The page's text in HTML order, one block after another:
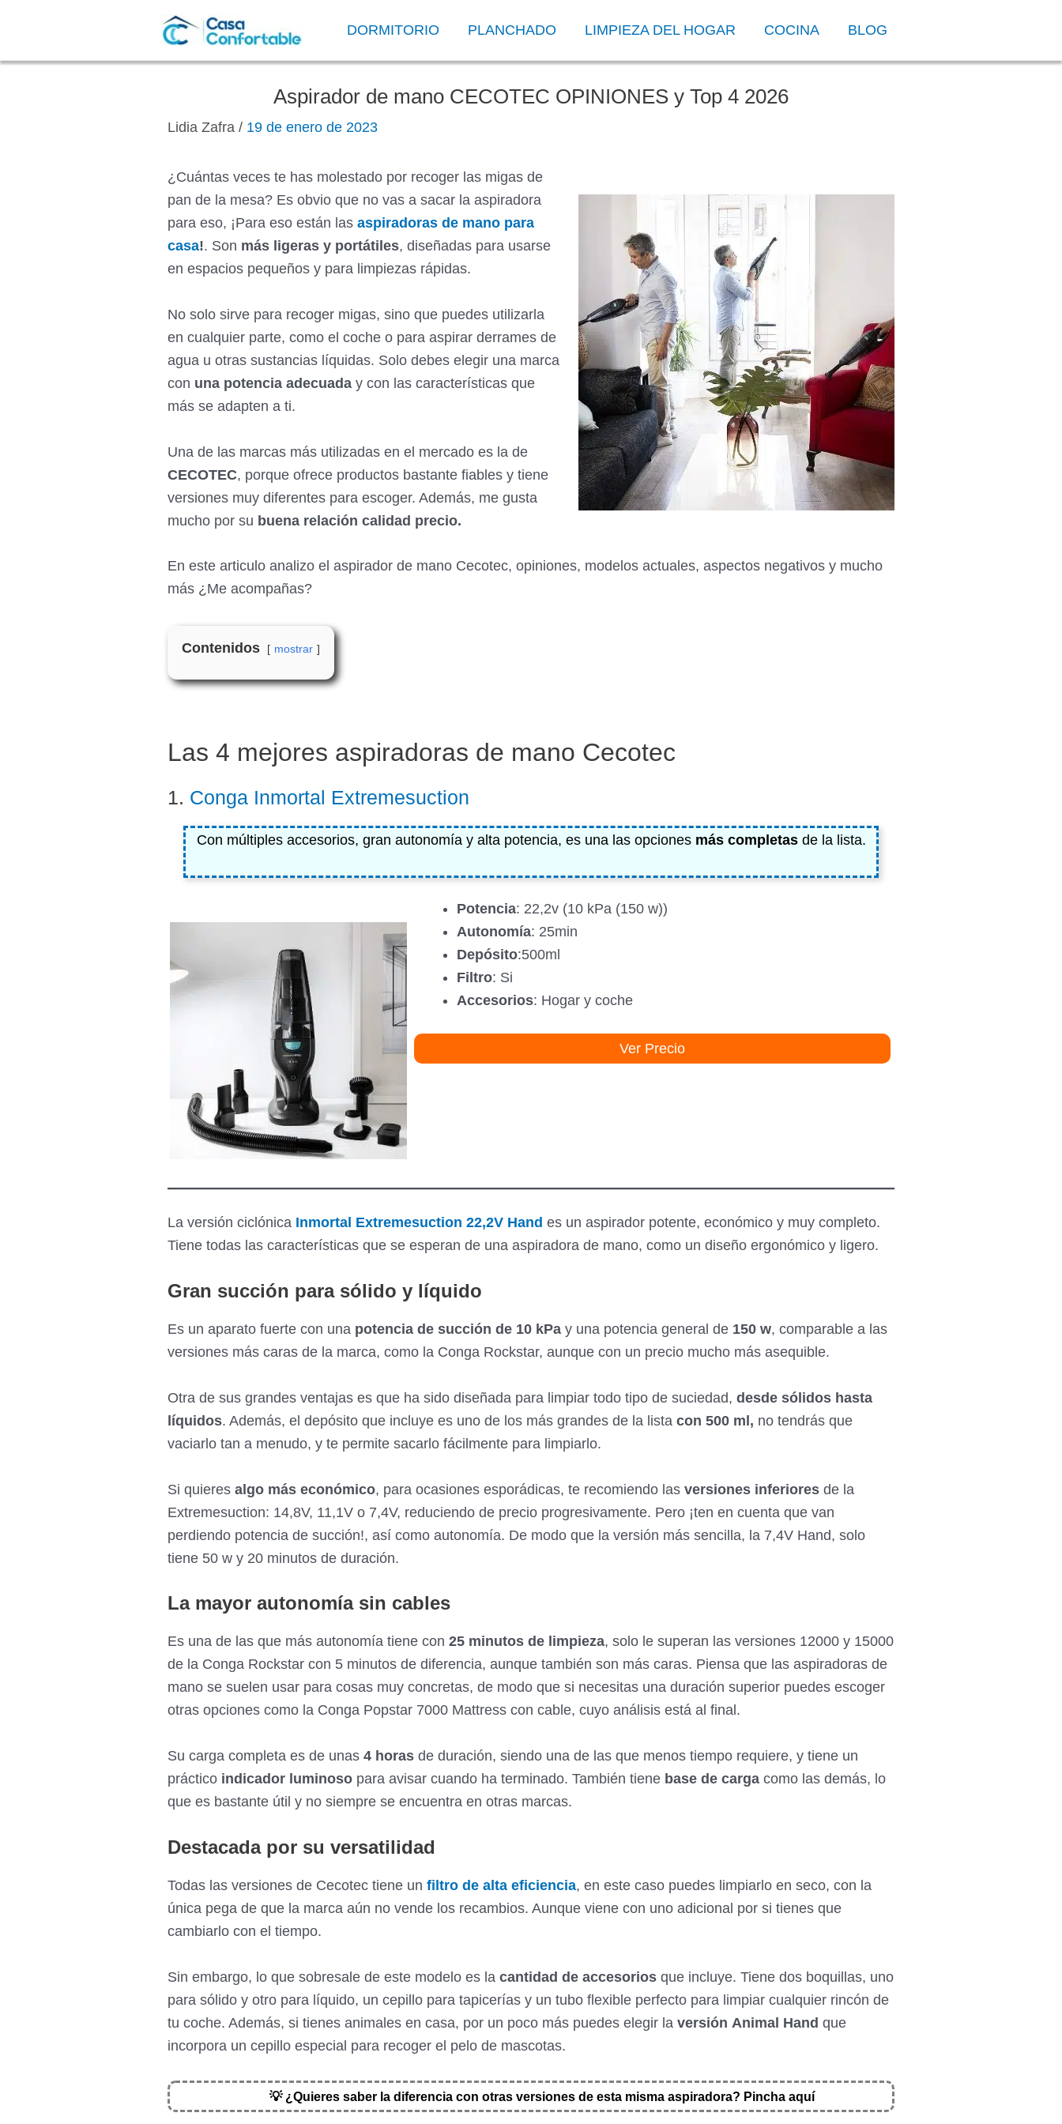
DORMITORIO PLANCHADO LIMPIEZA DEL HOGAR COCINA BLOG
Aspirador de mano CECOTEC OPINIONES y Top 4 2026
Lidia Zafra / 19 de enero de 2023
¿Cuántas veces te has molestado por recoger las migas de
pan de la mesa? Es obvio que no vas a sacar la aspiradora
para eso, ¡Para eso están las aspiradoras de mano para
casa!. Son más ligeras y portátiles, diseñadas para usarse
en espacios pequeños y para limpiezas rápidas.
No solo sirve para recoger migas, sino que puedes utilizarla
en cualquier parte, como el coche o para aspirar derrames de
agua u otras sustancias líquidas. Solo debes elegir una marca
con una potencia adecuada y con las características que
más se adapten a ti.
Una de las marcas más utilizadas en el mercado es la de
CECOTEC, porque ofrece productos bastante fiables y tiene
versiones muy diferentes para escoger. Además, me gusta
mucho por su buena relación calidad precio.
En este articulo analizo el aspirador de mano Cecotec, opiniones, modelos actuales, aspectos negativos y mucho
más ¿Me acompañas?
Contenidos mostrar
Las 4 mejores aspiradoras de mano Cecotec
1. Conga Inmortal Extremesuction
Con múltiples accesorios, gran autonomía y alta potencia, es una las opciones más completasde la lista.
Potencia: 22,2v (10 kPa (150 w))
Autonomía: 25min
Depósito:500ml
Filtro: Si
Accesorios: Hogar y coche
Ver Precio
La versión ciclónica Inmortal Extremesuction 22,2V Hand es un aspirador potente, económico y muy completo.
Tiene todas las características que se esperan de una aspiradora de mano, como un diseño ergonómico y ligero.
Gran succión para sólido y líquido
Es un aparato fuerte con una potencia de succión de 10 kPa y una potencia general de 150 w, comparable a las
versiones más caras de la marca, como la Conga Rockstar, aunque con un precio mucho más asequible.
Otra de sus grandes ventajas es que ha sido diseñada para limpiar todo tipo de suciedad, desde sólidos hasta
líquidos. Además, el depósito que incluye es uno de los más grandes de la lista con 500 ml, no tendrás que
vaciarlo tan a menudo, y te permite sacarlo fácilmente para limpiarlo.
Si quieres algo más económico, para ocasiones esporádicas, te recomiendo las versiones inferiores de la
Extremesuction: 14,8V, 11,1V o 7,4V, reduciendo de precio progresivamente. Pero ¡ten en cuenta que van
perdiendo potencia de succión!, así como autonomía. De modo que la versión más sencilla, la 7,4V Hand, solo
tiene 50 w y 20 minutos de duración.
La mayor autonomía sin cables
Es una de las que más autonomía tiene con 25 minutos de limpieza, solo le superan las versiones 12000 y 15000
de la Conga Rockstar con 5 minutos de diferencia, aunque también son más caras. Piensa que las aspiradoras de
mano se suelen usar para cosas muy concretas, de modo que si necesitas una duración superior puedes escoger
otras opciones como la Conga Popstar 7000 Mattress con cable, cuyo análisis está al final.
Su carga completa es de unas 4 horas de duración, siendo una de las que menos tiempo requiere, y tiene un
práctico indicador luminoso para avisar cuando ha terminado. También tiene base de carga como las demás, lo
que es bastante útil y no siempre se encuentra en otras marcas.
Destacada por su versatilidad
Todas las versiones de Cecotec tiene un filtro de alta eficiencia, en este caso puedes limpiarlo en seco, con la
única pega de que la marca aún no vende los recambios. Aunque viene con uno adicional por si tienes que
cambiarlo con el tiempo.
Sin embargo, lo que sobresale de este modelo es la cantidad de accesorios que incluye. Tiene dos boquillas, uno
para sólido y otro para líquido, un cepillo para tapicerías y un tubo flexible perfecto para limpiar cualquier rincón de
tu coche. Además, si tienes animales en casa, por un poco más puedes elegir la versión Animal Hand que
incorpora un cepillo especial para recoger el pelo de mascotas.
💡 ¿Quieres saber la diferencia con otras versiones de esta misma aspiradora? Pincha aquí